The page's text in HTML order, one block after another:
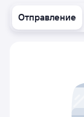
Отправление